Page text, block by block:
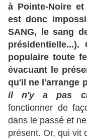
à Pointe-Noire
est donc
SANG, le sang
présidentielle...).
populaire toute
évacuant le
qu'il ne l'arrange
il n'y a pas
fonctionner de
dans le passé et
présent. Or, qui vit